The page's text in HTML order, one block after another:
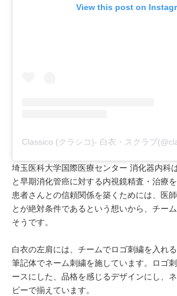
View this post on
埼玉医科大学国際医療センター 消化器内科
と早期消化管癌に対する内視鏡精査・治療
患者さんとの信頼関係を築くためには、医
とが絶対条件であるという想いから、チー
そうです。
白衣の左肩には、チームでロゴ刺繍を入れ
筆記体でネーム刺繍を施しています。ロゴ
ースにした、品格を感じるデザインにし、
ビーで揃えています。